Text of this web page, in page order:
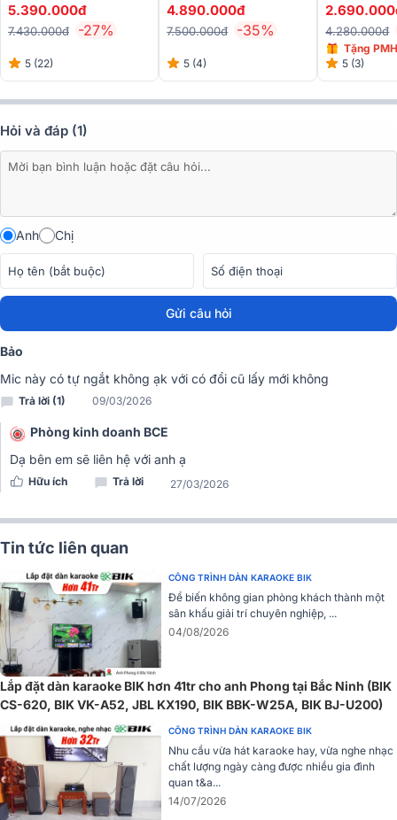
dùng.
Bắt âm chuẩn và hút âm chính xác
BIK BJ-U200 sở hữu độ nhạy cao, thuộc Loại Dynamic cho khả
năng bắt âm chuẩn và hút âm tốt, âm thanh đầu ra trong trẻo, mượt
mà, đường tiếng sạch, không bị lẫn tạp âm. Dù lên cao vẫn ấm áp
mà không lo bị vỡ tiếng, phạm vi hoạt động 20m.
Chống hú rít tốt
Đặc biệt, nhờ tính năng chống hú cực cao sẽ hạn chế tối đa hiện
5.390.000đ
7.430.000đ -27%
5 (22)
4.890.000đ
7.500.000đ -35%
5 (4)
4.280.000đ
Tặng
5 (3)
Hỏi và đáp (1)
Anh Chị
Gửi câu hỏi
Bảo
Mic này có tự ngắt không ạk với có đổi cũ lấy mới không
Trả lời (1) 09/03/2026
Phòng kinh doanh BCE
Dạ bên em sẽ liên hệ với anh ạ
Hữu ích Trả lời 27/03/2026
Tin tức liên quan
CÔNG TRÌNH DÀN KARAOKE BIK
Để biến không gian phòng khách thành một
sân khấu giải trí chuyên nghiệp, ...
04/08/2026
Lắp đặt dàn karaoke BIK hơn 41tr cho anh Phong tại Bắc Ninh (BIK
CS-620, BIK VK-A52, JBL KX190, BIK BBK-W25A, BIK BJ-U200)
CÔNG TRÌNH DÀN KARAOKE BIK
Nhu cầu vừa hát karaoke hay, vừa nghe nhạc
chất lượng ngày càng được nhiều gia đình
quan t&a...
14/07/2026